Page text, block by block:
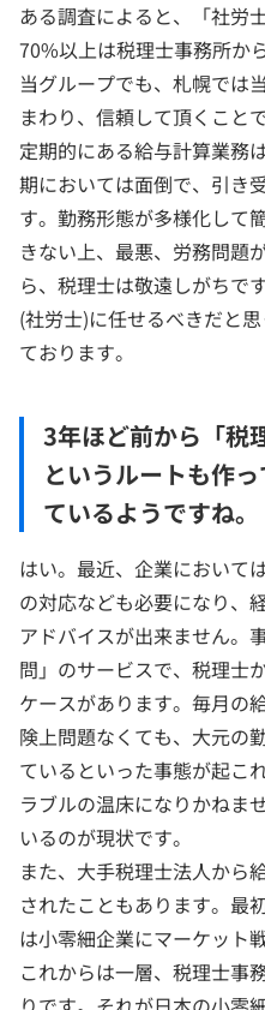
ある調査によると、「社労
70%以上は税理士事務所か
当グループでも、札幌では
まわり、信頼して頂くこと
定期的にある給与計算業務
期においては面倒で、引き
す。勤務形態が多様化して
きない上、最悪、労務問題
ら、税理士は敬遠しがちで
(社労士)に任せるべきだと
ております。
3年ほど前から「税
というルートも作
ているようですね。
はい。最近、企業において
の対応なども必要になり、
アドバイスが出来ません。
問」のサービスで、税理士
ケースがあります。毎月の
険上問題なくても、大元の
ているといった事態が起こ
ラブルの温床になりかねま
いるのが現状です。
また、大手税理士法人から
されたこともあります。最
は小零細企業にマーケット
これからは一層、税理士事